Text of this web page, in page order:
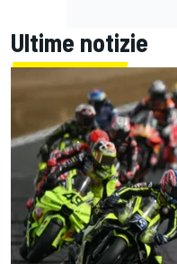
Ultime notizie